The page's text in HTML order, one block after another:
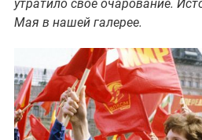
утратило своё очарование.
Мая в нашей галерее.